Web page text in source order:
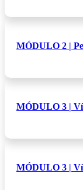
MÓDULO 2 |
MÓDULO 3 |
MÓDULO 3 |